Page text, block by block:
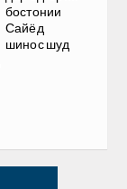
бостонии
Сайёд
шинос шуд